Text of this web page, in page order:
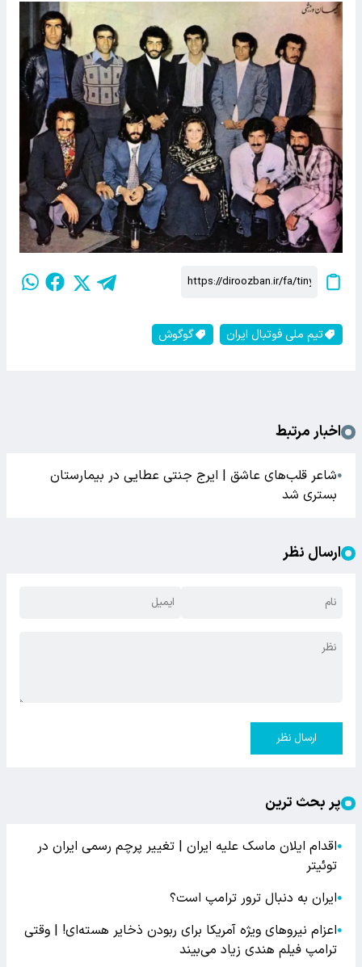
تیم ملی فوتبال ایران گوگوش
اخبار مرتبط
●شاعر قلب‌های عاشق | ایرج جنتی عطایی در بیمارستان
بستری شد
ارسال نظر
ارسال نظر
پر بحث ترین
●اقدام ایلان ماسک علیه ایران | تغییر پرچم رسمی ایران در
توئیتر
●ایران به دنبال ترور ترامپ است؟
●اعزام نیروهای ویژه آمریکا برای ربودن ذخایر هسته‌ای! | وقتی
ترامپ فیلم هندی زیاد می‌بیند